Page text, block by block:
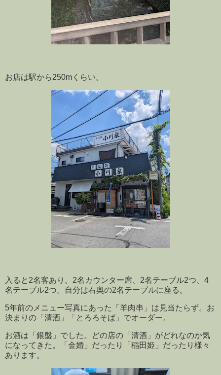
お店は駅から250mくらい。
入ると2名客あり。2名カウンター席、2名テーブル2つ、4
名テーブル2つ。自分は右奥の2名テーブルに座る。
5年前のメニュー写真にあった「羊肉串」は見当たらず。お
決まりの「清酒」「とろろそば」でオーダー。
お酒は「銀盤」でした。どの店の「清酒」がどれなのか気
になってきた。「金婚」だったり「稲田姫」だったり様々
あります。